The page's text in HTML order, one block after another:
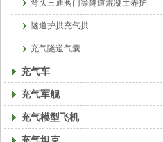
弯头三通阀门等隧道混凝土养护
隧道护拱充气拱
充气隧道气囊
充气车
充气军舰
充气模型飞机